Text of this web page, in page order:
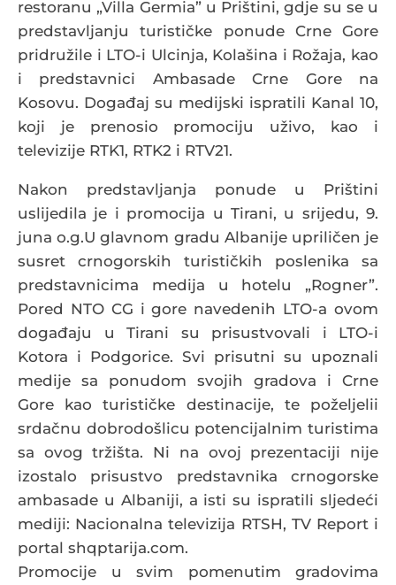
restoranu „Villa Germia” u Prištini, gdje su se u
predstavljanju turističke ponude Crne Gore
pridružile i LTO-i Ulcinja, Kolašina i Rožaja, kao
i predstavnici Ambasade Crne Gore na
Kosovu. Događaj su medijski ispratili Kanal 10,
koji je prenosio promociju uživo, kao i
televizije RTK1, RTK2 i RTV21.
Nakon predstavljanja ponude u Prištini
uslijedila je i promocija u Tirani, u srijedu, 9.
juna o.g.U glavnom gradu Albanije upriličen je
susret crnogorskih turističkih poslenika sa
predstavnicima medija u hotelu „Rogner”.
Pored NTO CG i gore navedenih LTO-a ovom
događaju u Tirani su prisustvovali i LTO-i
Kotora i Podgorice. Svi prisutni su upoznali
medije sa ponudom svojih gradova i Crne
Gore kao turističke destinacije, te poželjelii
srdačnu dobrodošlicu potencijalnim turistima
sa ovog tržišta. Ni na ovoj prezentaciji nije
izostalo prisustvo predstavnika crnogorske
ambasade u Albaniji, a isti su ispratili sljedeći
mediji: Nacionalna televizija RTSH, TV Report i
portal shqptarija.com.
Promocije u svim pomenutim gradovima